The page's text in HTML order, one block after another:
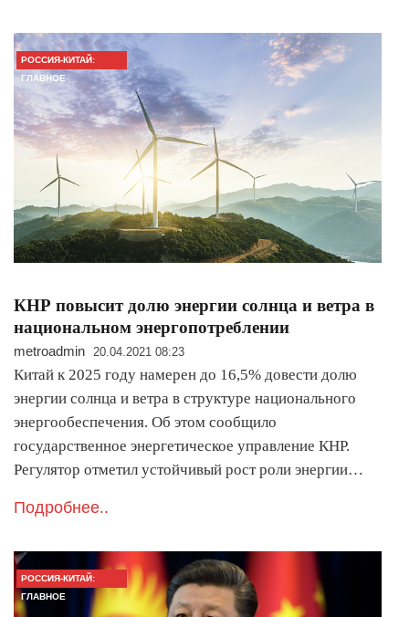
РОССИЯ-КИТАЙ:
ГЛАВНОЕ
КНР повысит долю энергии солнца и ветра в
национальном энергопотреблении
metroadmin 20.04.2021 08:23
Китай к 2025 году намерен до 16,5% довести долю
энергии солнца и ветра в структуре национального
энергообеспечения. Об этом сообщило
государственное энергетическое управление КНР.
Регулятор отметил устойчивый рост роли энергии…
Подробнее..
РОССИЯ-КИТАЙ:
ГЛАВНОЕ